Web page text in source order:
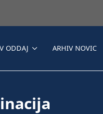
ODDAJ ARHIV NOVIC